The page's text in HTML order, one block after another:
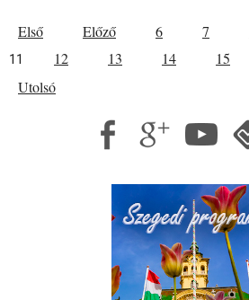
Első Előző 6 7
11 12 13 14 15
Utolsó